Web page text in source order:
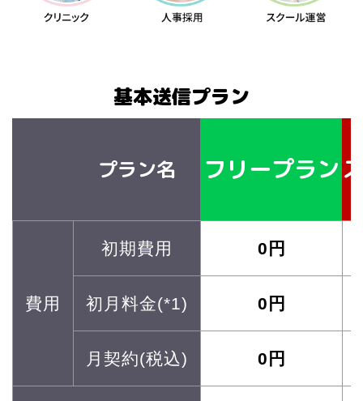
基本送信プラン
プラン名 フリープラン
費用
初期費用 0円
初月料金(*1) 0円
月契約(税込) 0円